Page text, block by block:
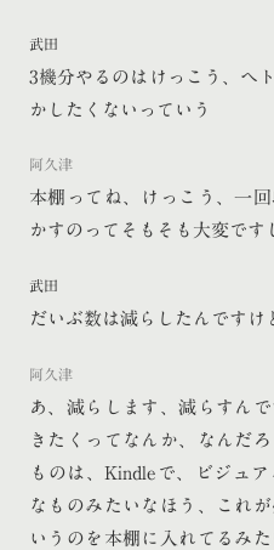
武田
3機分やるのはけっこう、ヘ
かしたくないっていう
阿久津
本棚ってね、けっこう、一
かすのってそもそも大変です
武田
だいぶ数は減らしたんですけ
阿久津
あ、減らします、減らすん
きたくってなんか、なんだ
ものは、Kindleで、ビジュ
なものみたいなほう、これ
いうのを本棚に入れてるみ